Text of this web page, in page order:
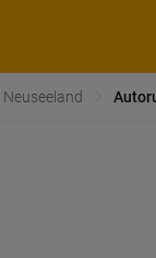
Neuseeland